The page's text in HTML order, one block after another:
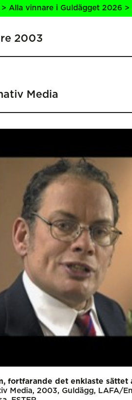
2026 > Alla vinnare i
2003
Media
fortfarande det enklaste sättet
Media
2003 Guldägg
LAFA/